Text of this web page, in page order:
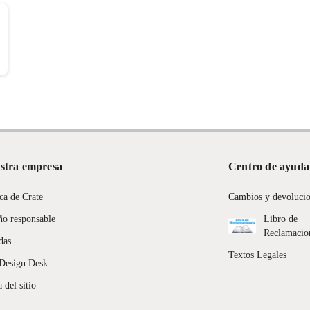
empresa
de Crate
responsable
Desk
del sitio
Centro de ayuda
Cambios y
Libro de
Textos Legales